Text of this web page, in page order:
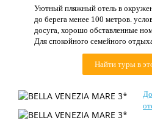
Страны
Как купить
Контакты
Уютный пляжный отель в
до берега менее 100 метров.
досуга, хорошо обставленные
Для спокойного семейного
Найти туры в